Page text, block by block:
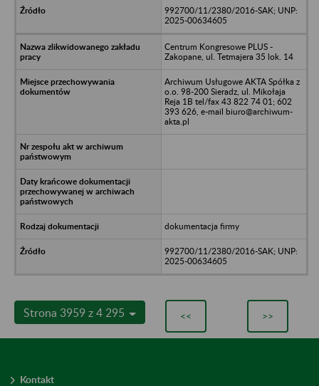
992700/11/2380/2016-SAK; UNP:
2025-00634605
Centrum Kongresowe PLUS -
Zakopane, ul. Tetmajera 35 lok. 14
Archiwum Usługowe AKTA Spółka z
o.o. 98-200 Sieradz, ul. Mikołaja
Reja 1B tel/fax 43 822 74 01; 602
393 626, e-mail biuro@archiwum-
akta.pl
dokumentacja firmy
992700/11/2380/2016-SAK; UNP:
2025-00634605
Strona 3959 z 4 295 << >>
Kontakt